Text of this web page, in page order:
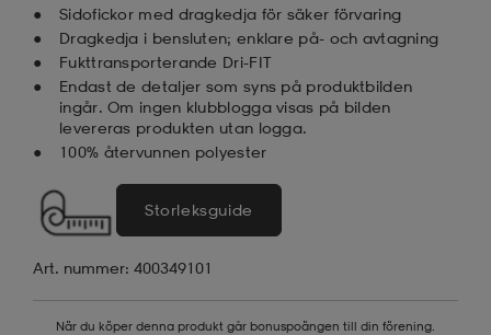
Sidofickor med dragkedja för säker förvaring
Dragkedja i bensluten; enklare på- och avtagning
Fukttransporterande Dri-FIT
Endast de detaljer som syns på produktbilden
ingår. Om ingen klubblogga visas på bilden
levereras produkten utan logga.
100% återvunnen polyester
Storleksguide
Art. nummer: 400349101
När du köper denna produkt går bonuspoängen till din förening.